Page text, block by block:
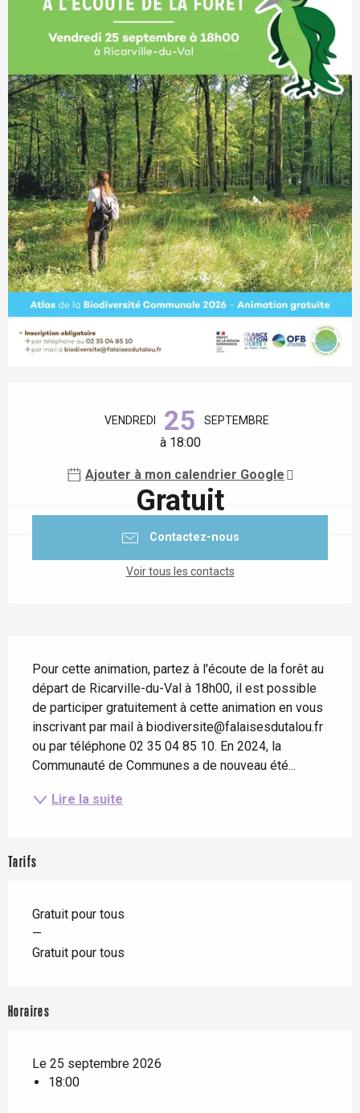
VENDREDI 25 SEPTEMBRE
à 18:00
Ajouter à mon calendrier Google
Gratuit
Contactez-nous
Voir tous les contacts
Pour cette animation, partez à l'écoute de la forêt au
départ de Ricarville-du-Val à 18h00, il est possible
de participer gratuitement à cette animation en vous
inscrivant par mail à biodiversite@falaisesdutalou.fr
ou par téléphone 02 35 04 85 10. En 2024, la
Communauté de Communes a de nouveau été...
Lire la suite
Tarifs
Gratuit pour tous
—
Gratuit pour tous
Horaires
Le 25 septembre 2026
18:00